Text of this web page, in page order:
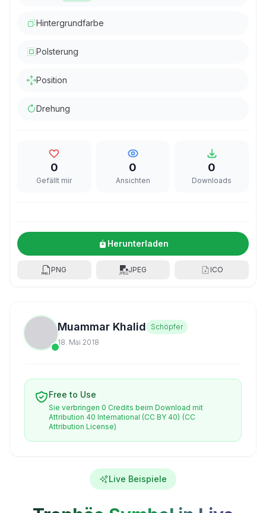
Hintergrundfarbe
Polsterung
Position
Drehung
0
Gefällt mir
0
Ansichten
0
Downloads
Herunterladen
PNG JPEG ICO
Muammar Khalid
Schöpfer
18. Mai 2018
Free to Use
Sie verbringen 0 Credits beim Download mit
Attribution 40 International (CC BY 40) (CC
Attribution License)
Live Beispiele